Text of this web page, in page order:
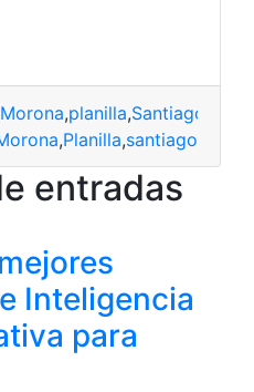
Morona,planilla,Santiago
,Planilla,santiago
entradas
Inteligencia
para